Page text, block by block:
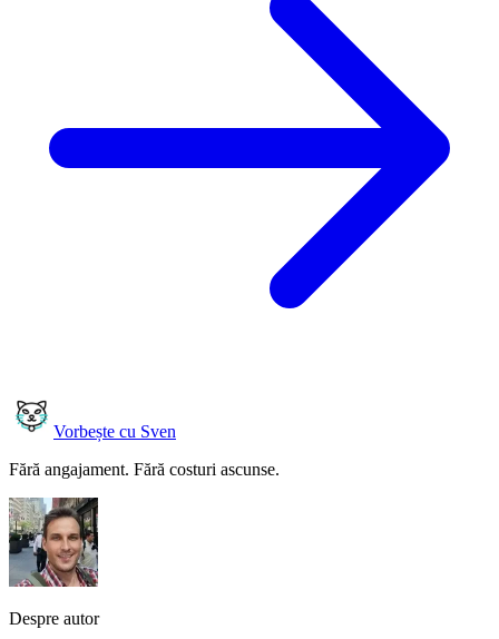
Vorbește cu Sven
Fără angajament. Fără costuri ascunse.
Despre autor